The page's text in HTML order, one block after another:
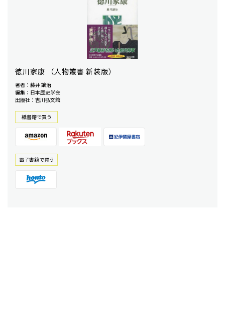
徳川家康 （人物叢書 新装版）
著者：藤井 讓治
編集：日本歴史学会
出版社：吉川弘文館
紙書籍で買う
電⼦書籍で買う